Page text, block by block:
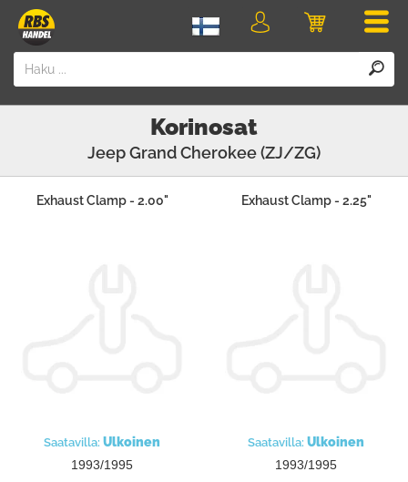
Ostoskori
Kirjaudu
Korinosat
JeepGrand Cherokee (ZJ/ZG)
Exhaust Clamp - 2.00"
Saatavilla: Ulkoinen
1993/1995
Exhaust Clamp - 2.25"
Saatavilla: Ulkoinen
1993/1995